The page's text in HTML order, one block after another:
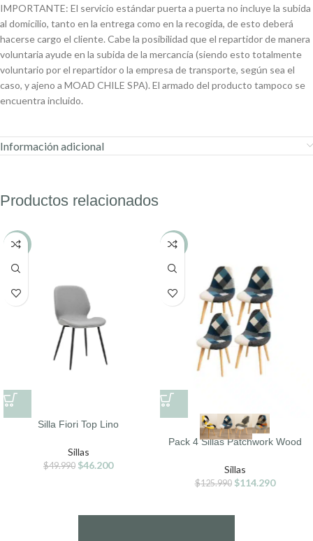
IMPORTANTE: El servicio estándar puerta a puerta no incluye la subida
al domicilio, tanto en la entrega como en la recogida, de esto deberá
hacerse cargo el cliente. Cabe la posibilidad que el repartidor de manera
voluntaria ayude en la subida de la mercancía (siendo esto totalmente
voluntario por el repartidor o la empresa de transporte, según sea el
caso, y ajeno a MOAD CHILE SPA). El armado del producto tampoco se
encuentra incluido.
Información adicional
Productos relacionados
-8%
Silla Fiori Top Lino
Sillas
$49.990 $46.200
-9%
Pack 4 Sillas Patchwork Wood
Sillas
$125.990 $114.290